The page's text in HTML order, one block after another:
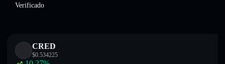
Verificado
CRED
$0.534225